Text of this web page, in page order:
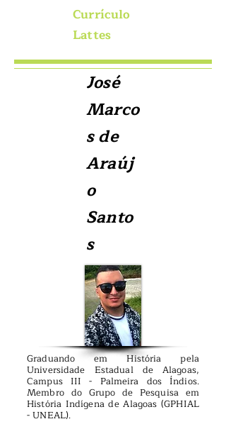
Currículo
Lattes
José
Marco
s de
Araúj
o
Santo
s
Graduando em História pela
Universidade Estadual de Alagoas,
Campus III - Palmeira dos Índios.
Membro do Grupo de Pesquisa em
História Indígena de Alagoas (GPHIAL
- UNEAL).